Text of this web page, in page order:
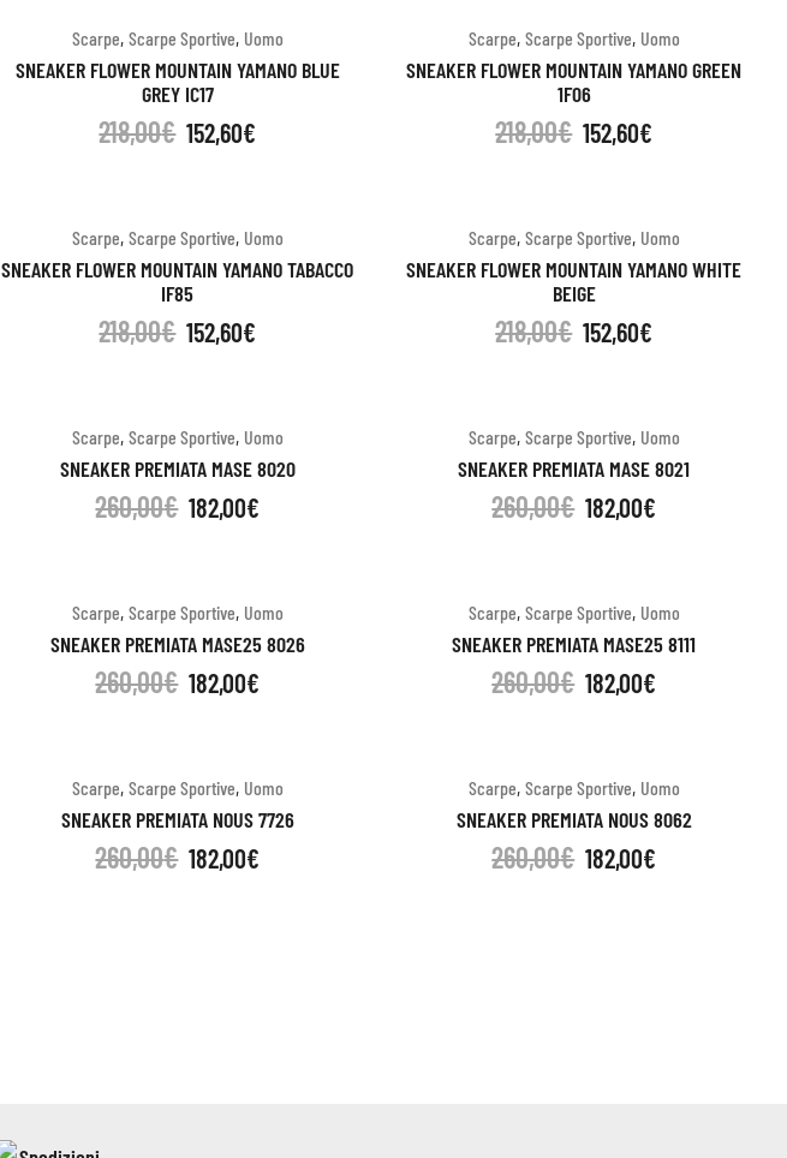
Scarpe, Scarpe Sportive, Uomo
SNEAKER FLOWER MOUNTAIN YAMANO BLUE
GREY IC17
218,00€ 152,60€
Scarpe, Scarpe Sportive, Uomo
SNEAKER FLOWER MOUNTAIN YAMANO GREEN
1F06
218,00€ 152,60€
Scarpe, Scarpe Sportive, Uomo
SNEAKER FLOWER MOUNTAIN YAMANO TABACCO
IF85
218,00€ 152,60€
Scarpe, Scarpe Sportive, Uomo
SNEAKER FLOWER MOUNTAIN YAMANO WHITE
BEIGE
218,00€ 152,60€
Scarpe, Scarpe Sportive, Uomo
SNEAKER PREMIATA MASE 8020
260,00€ 182,00€
Scarpe, Scarpe Sportive, Uomo
SNEAKER PREMIATA MASE 8021
260,00€ 182,00€
Scarpe, Scarpe Sportive, Uomo
SNEAKER PREMIATA MASE25 8026
260,00€ 182,00€
Scarpe, Scarpe Sportive, Uomo
SNEAKER PREMIATA MASE25 8111
260,00€ 182,00€
Scarpe, Scarpe Sportive, Uomo
SNEAKER PREMIATA NOUS 7726
260,00€ 182,00€
Scarpe, Scarpe Sportive, Uomo
SNEAKER PREMIATA NOUS 8062
260,00€ 182,00€